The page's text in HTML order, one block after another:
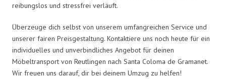
reibungslos und stressfrei verläuft.
Überzeuge dich selbst von unserem umfangreichen Service und
unserer fairen Preisgestaltung. Kontaktiere uns noch heute für ein
individuelles und unverbindliches Angebot für deinen
Möbeltransport von Reutlingen nach Santa Coloma de Gramanet.
Wir freuen uns darauf, dir bei deinem Umzug zu helfen!